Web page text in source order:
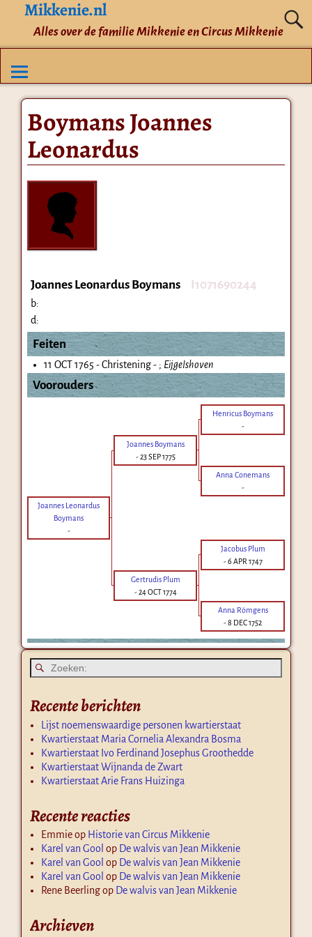
Mikkenie.nl
Alles over de familie Mikkenie en Circus Mikkenie
Boymans Joannes
Leonardus
Joannes Leonardus Boymans I1071690244
b:
d:
Feiten
11 OCT 1765 - Christening - ; Eijgelshoven
Voorouders
Henricus Boymans
-
Joannes Boymans
-23 SEP 1775
Anna Conemans
-
Joannes Leonardus
Boymans
-
Jacobus Plum
-6 APR 1747
Gertrudis Plum
-24 OCT 1774
Anna Römgens
-8 DEC 1752
Recente berichten
Lijst noemenswaardige personen kwartierstaat
Kwartierstaat Maria Cornelia Alexandra Bosma
Kwartierstaat Ivo Ferdinand Josephus Groothedde
Kwartierstaat Wijnanda de Zwart
Kwartierstaat Arie Frans Huizinga
Recente reacties
Emmieop Historie van Circus Mikkenie
Karel van Gool op De walvis van Jean Mikkenie
Karel van Gool op De walvis van Jean Mikkenie
Karel van Gool op De walvis van Jean Mikkenie
Rene Beerlingop De walvis van Jean Mikkenie
Archieven